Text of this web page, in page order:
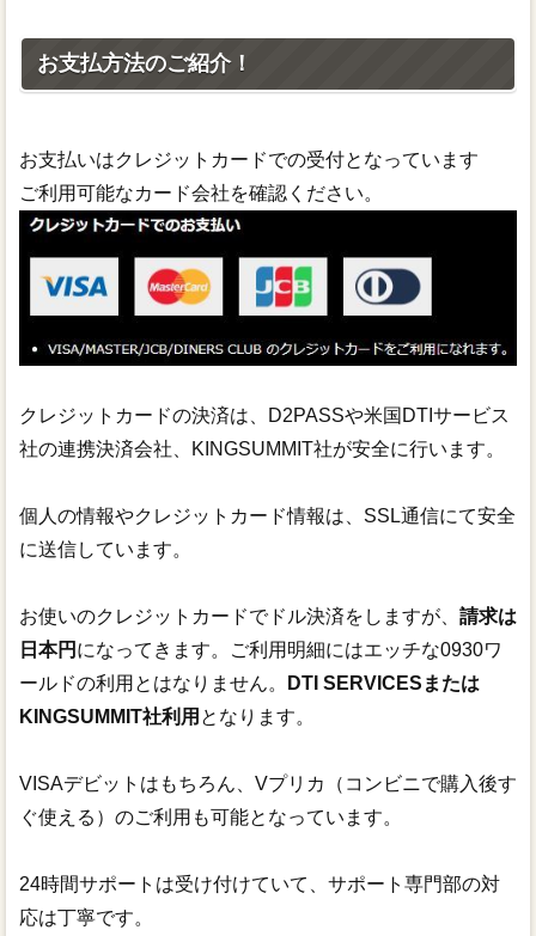
お支払方法のご紹介！
お支払いはクレジットカードでの受付となっています
ご利用可能なカード会社を確認ください。
クレジットカードの決済は、D2PASSや米国DTIサービス
社の連携決済会社、KINGSUMMIT社が安全に行います。
個人の情報やクレジットカード情報は、SSL通信にて安全
に送信しています。
お使いのクレジットカードでドル決済をしますが、 請求は
日本円 になってきます。ご利用明細にはエッチな0930ワ
ールドの利用とはなりません。
DTI SERVICESまたは
KINGSUMMIT社利用 となります。
VISAデビットはもちろん、Vプリカ（コンビニで購入後す
ぐ使える）のご利用も可能となっています。
24時間サポートは受け付けていて、サポート専門部の対
応は丁寧です。